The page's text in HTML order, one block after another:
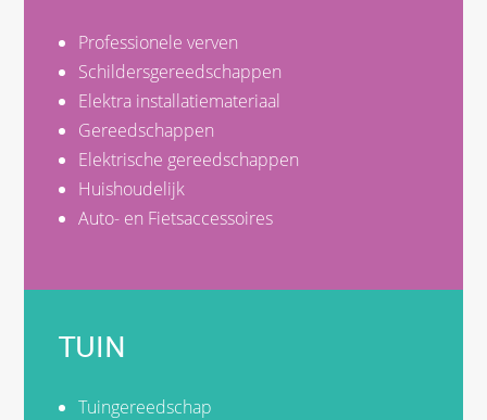
Professionele verven
Schildersgereedschappen
Elektra installatiemateriaal
Gereedschappen
Elektrische gereedschappen
Huishoudelijk
Auto- en Fietsaccessoires
TUIN
Tuingereedschap